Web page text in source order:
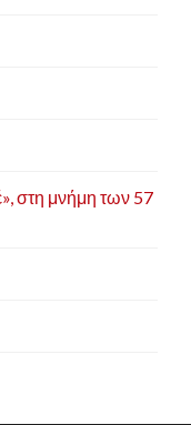
στη μνήμη των 57